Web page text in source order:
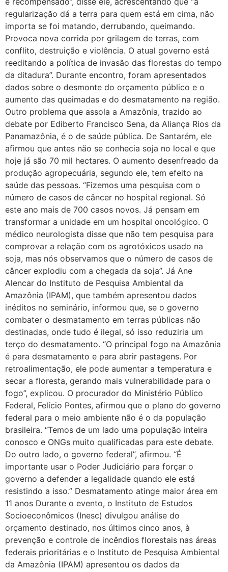
regularização dá a terra para quem está em cima, não
importa se foi matando, derrubando, queimando.
Provoca nova corrida por grilagem de terras, com
conflito, destruição e violência. O atual governo está
reeditando a política de invasão das florestas do tempo
da ditadura”. Durante encontro, foram apresentados
dados sobre o desmonte do orçamento público e o
aumento das queimadas e do desmatamento na região.
Outro problema que assola a Amazônia, trazido ao
debate por Ediberto Francisco Sena, da Aliança Rios da
Panamazônia, é o de saúde pública. De Santarém, ele
afirmou que antes não se conhecia soja no local e que
hoje já são 70 mil hectares. O aumento desenfreado da
produção agropecuária, segundo ele, tem efeito na
saúde das pessoas. “Fizemos uma pesquisa com o
número de casos de câncer no hospital regional. Só
este ano mais de 700 casos novos. Já pensam em
transformar a unidade em um hospital oncológico. O
médico neurologista disse que não tem pesquisa para
comprovar a relação com os agrotóxicos usado na
soja, mas nós observamos que o número de casos de
câncer explodiu com a chegada da soja”. Já Ane
Alencar do Instituto de Pesquisa Ambiental da
Amazônia (IPAM), que também apresentou dados
inéditos no seminário, informou que, se o governo
combater o desmatamento em terras públicas não
destinadas, onde tudo é ilegal, só isso reduziria um
terço do desmatamento. “O principal fogo na Amazônia
é para desmatamento e para abrir pastagens. Por
retroalimentação, ele pode aumentar a temperatura e
secar a floresta, gerando mais vulnerabilidade para o
fogo”, explicou. O procurador do Ministério Público
Federal, Felício Pontes, afirmou que o plano do governo
federal para o meio ambiente não é o da população
brasileira. “Temos de um lado uma população inteira
conosco e ONGs muito qualificadas para este debate.
Do outro lado, o governo federal”, afirmou. “É
importante usar o Poder Judiciário para forçar o
governo a defender a legalidade quando ele está
resistindo a isso.” Desmatamento atinge maior área em
11 anos Durante o evento, o Instituto de Estudos
Socioeconômicos (Inesc) divulgou análise do
orçamento destinado, nos últimos cinco anos, à
prevenção e controle de incêndios florestais nas áreas
federais prioritárias e o Instituto de Pesquisa Ambiental
da Amazônia (IPAM) apresentou os dados da